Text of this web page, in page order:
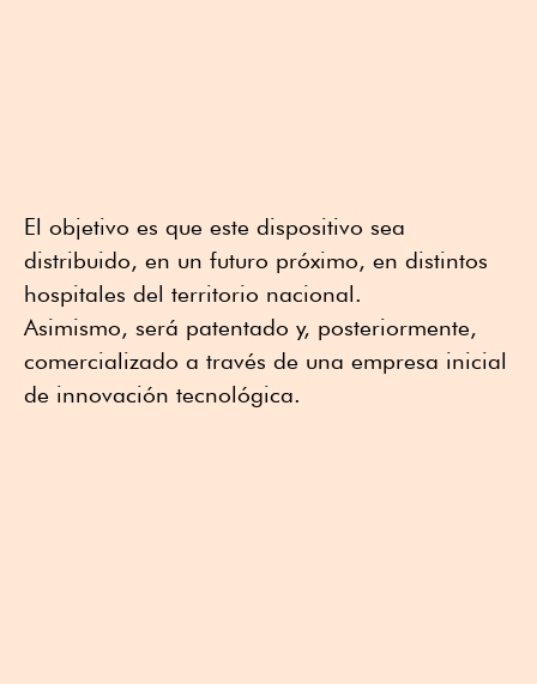
El objetivo es que este dispositivo sea
distribuido, en un futuro próximo, en distintos
hospitales del territorio nacional.
Asimismo, será patentado y, posteriormente,
comercializado a través de una empresa inicial
de innovación tecnológica.